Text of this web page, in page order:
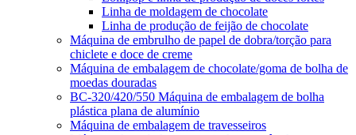
Linha de moldagem de chocolate
Linha de produção de feijão de chocolate
Máquina de embrulho de papel de dobra/torção para
chiclete e doce de creme
Máquina de embalagem de chocolate/goma de bolha de
moedas douradas
BC-320/420/550 Máquina de embalagem de bolha
plástica plana de alumínio
Máquina de embalagem de travesseiros